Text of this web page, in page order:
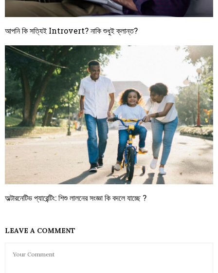
আপনি কি সত্যিই Introvert? নাকি শুধুই ক্লান্ত?
অল্টারনেটিভ প্যারেন্টিং: শিশু লালনের সংজ্ঞা কি বদলে যাচ্ছে ?
LEAVE A COMMENT